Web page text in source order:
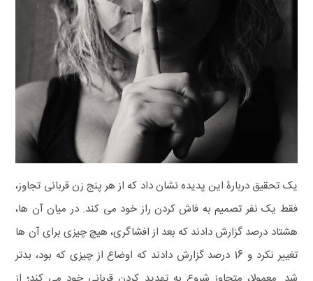
یک تحقیق دربارۀ این پدیده نشان داد که از هر پنج زن قربانی تجاوز،
فقط یک نفر تصمیم به فاش کردن راز خود می کند. در میان آن ها،
هشتاد درصد گزارش دادند که بعد از افشاگری، هیچ چیزی برای آن ها
تغییر نکرد و 16 درصد گزارش دادند که اوضاع از چیزی که بود، بدتر